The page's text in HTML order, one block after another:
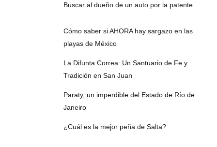
Buscar al dueño de un auto por la patente
Cómo saber si AHORA hay sargazo en las
playas de México
La Difunta Correa: Un Santuario de Fe y
Tradición en San Juan
Paraty, un imperdible del Estado de Río de
Janeiro
¿Cuál es la mejor peña de Salta?